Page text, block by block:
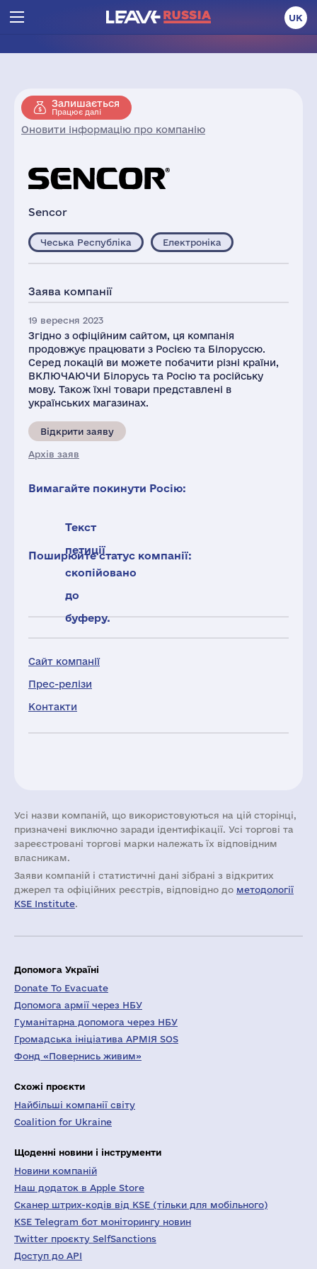
UK
Залишається
Працює далі
Оновити інформацію про компанію
Sencor
Сайт компанії
Прес-релізи
Контакти
Чеська Республіка Електроніка
Заява компанії
19 вересня 2023
Згідно з офіційним сайтом, ця компанія
продовжує працювати з Росією та Білоруссю.
Серед локацій ви можете побачити різні країни,
ВКЛЮЧАЮЧИ Білорусь та Росію та російську
мову. Також їхні товари представлені в
українських магазинах.
Відкрити заяву
Архів заяв
Вимагайте покинути Росію:
Текст
петиції
скопійовано
до
буферу.
Поширюйте статус компанії:
Усі назви компаній, що використовуються на цій сторінці,
призначені виключно заради ідентифікації. Усі торгові та
зареєстровані торгові марки належать їх відповідним
власникам.
Заяви компаній i статистичні дані зібрані з відкритих
джерел та офіційних реєстрів, відповідно до методології
KSE Institute.
Допомога Україні
Donate To Evacuate
Допомога армії через НБУ
Гуманітарна допомога через НБУ
Громадська ініціатива АРМІЯ SOS
Фонд «Повернись живим»
Схожі проєкти
Найбільші компанії світу
Coalition for Ukraine
Щоденні новини і інструменти
Новини компаній
Наш додаток в Apple Store
Сканер штрих-кодів від KSE (тільки для мобільного)
KSE Telegram бот моніторингу новин
Twitter проєкту SelfSanctions
Доступ до API